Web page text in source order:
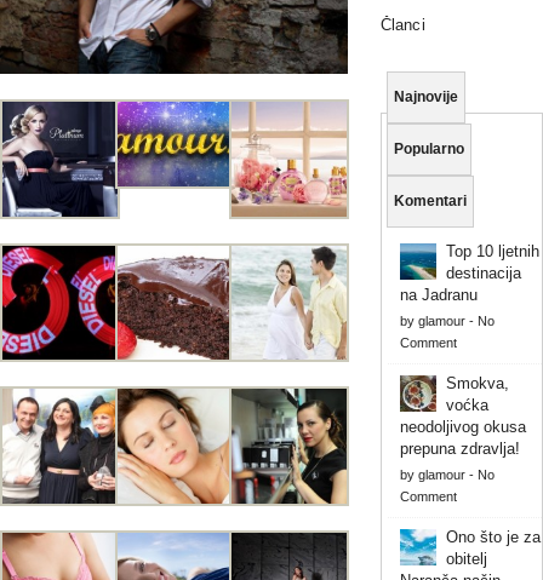
Članci
Najnovije
Popularno
Komentari
Top 10 ljetnih
destinacija
na Jadranu
by glamour- No
Comment
Smokva,
voćka
neodoljivog okusa
prepuna zdravlja!
by glamour- No
Comment
Ono što je za
obitelj